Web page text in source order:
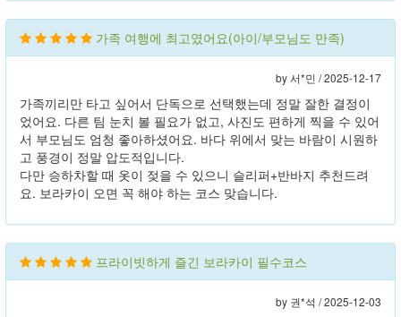
가족 여행에 최고였어요(아이/부모님도 만족)
by 서*민 /2025-12-17
가족끼리만 타고 싶어서 단독으로 선택했는데 정말 잘한 결정이
었어요. 다른 팀 눈치 볼 필요가 없고, 사진도 편하게 찍을 수 있어
서 부모님도 엄청 좋아하셨어요. 바다 위에서 맞는 바람이 시원하
고 풍경이 정말 압도적입니다.
다만 승하차할 때 옷이 젖을 수 있으니 슬리퍼+반바지 추천드려
요. 보라카이 오면 꼭 해야 하는 코스 맞습니다.
프라이빗하게 즐긴 보라카이 필수코스
by 권*석 /2025-12-03